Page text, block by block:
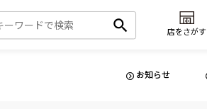
店をさがす
お知らせ